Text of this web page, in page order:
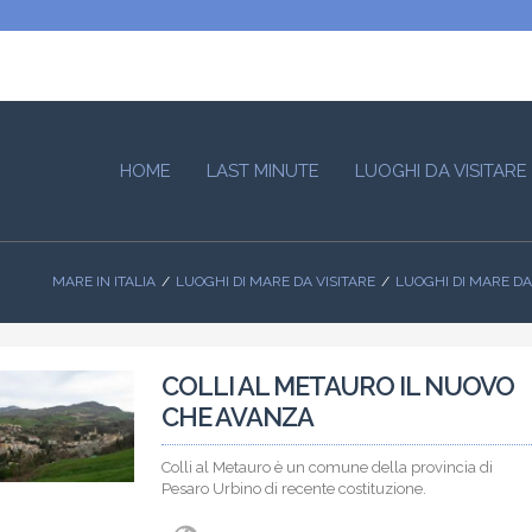
HOME LAST MINUTE LUOGHI DA VISITARE
MARE IN ITALIA LUOGHI DI MARE DA VISITARE LUOGHI DI MARE
COLLI AL METAURO IL NUOVO
CHE AVANZA
Colli al Metauro è un comune della provincia di
Pesaro Urbino di recente costituzione.